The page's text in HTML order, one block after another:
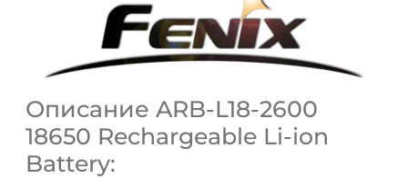
Описание ARB-L18-2600
18650 Rechargeable Li-ion
Battery: